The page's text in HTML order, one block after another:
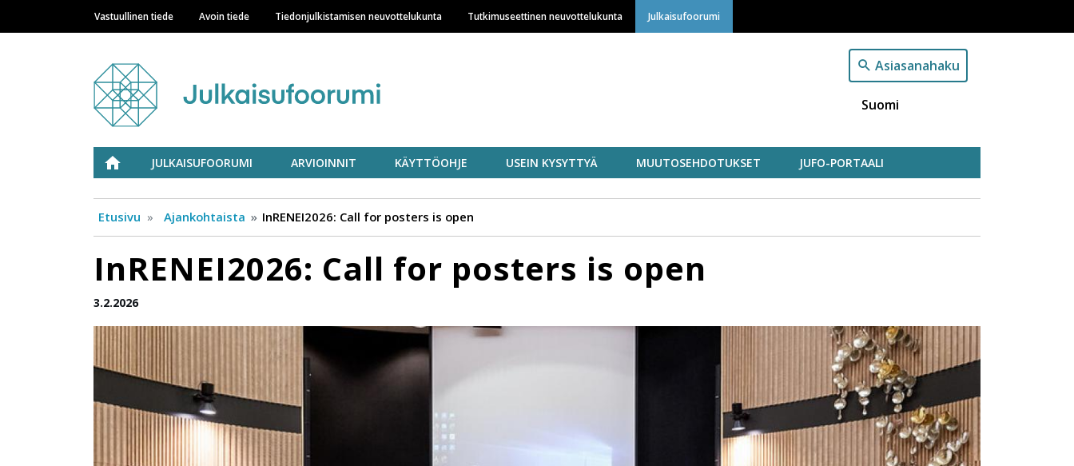
Hyppää
pääsisältöön
Main navigation
Vastuullinen tiede Avoin tiede Tiedonjulkistamisen neuvottelukunta Tutkimuseettinen neuvottelukunta Julkaisufoorumi
Asiasanahaku
Suomi
Julkaisufoorumi
ETUSIVUJULKAISUFOORUMI ARVIOINNIT KÄYTTÖOHJE USEIN KYSYTTYÄ MUUTOSEHDOTUKSET JUFO-PORTAALI
Etusivu Ajankohtaista InRENEI2026: Call for posters is open
InRENEI2026: Call for posters is open
3.2.2026